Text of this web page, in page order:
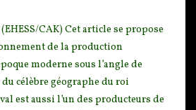
CAK) Cet article se propose
de la production
moderne sous l’angle de
célèbre géographe du roi
est aussi l’un des producteurs de